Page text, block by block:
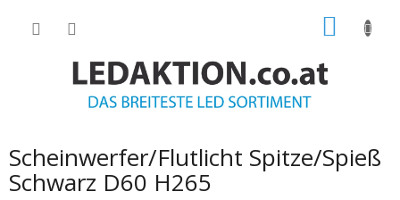
Scheinwerfer/Flutlicht Spitze/Spieß
Schwarz D60 H265